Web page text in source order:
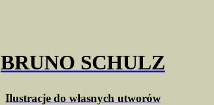
BRUNO SCHULZ
Ilustracje do własnych utworów